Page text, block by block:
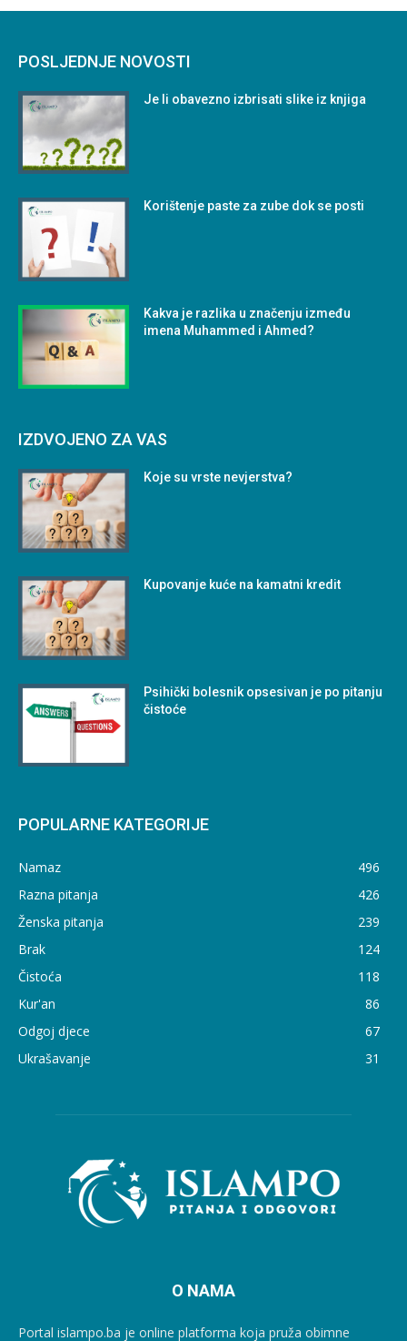
POSLJEDNJE NOVOSTI
Je li obavezno izbrisati slike iz knjiga
Korištenje paste za zube dok se posti
Kakva je razlika u značenju između
imena Muhammed i Ahmed?
IZDVOJENO ZA VAS
Koje su vrste nevjerstva?
Kupovanje kuće na kamatni kredit
Psihički bolesnik opsesivan je po pitanju
čistoće
POPULARNE KATEGORIJE
Namaz
496
Razna pitanja
426
Ženska pitanja
239
Brak
124
Čistoća
118
Kur'an
86
Odgoj djece
67
Ukrašavanje
31
O NAMA
Portal islampo.ba je online platforma koja pruža obimne